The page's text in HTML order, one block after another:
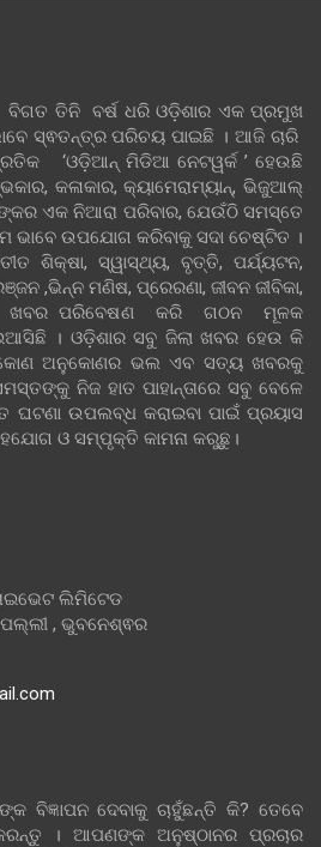
ବିଗତ ତିନି ବର୍ଷ ଧରି ଓଡ଼ିଶାର ଏକ ପ୍ରମୁଖ
ସ୍ଵତନ୍ତ୍ର ପରିଚୟ ପାଇଛି । ଆଜି ଚାରି
‘ଓଡ଼ିଆନ୍‍ ମିଡିଆ ନେଟୱର୍କ ’ ହେଉଛି
କଳାକାର, କ୍ୟାମେରାମ୍ୟାନ୍, ଭିଜୁଆଲ୍
ଏକ ନିଆରା ପରିବାର, ଯେଉଁଠି ସମସ୍ତେ
ଭାବେ ଉପଯୋଗ କରିବାକୁ ସଦା ଚେଷ୍ଟିତ ।
ଶିକ୍ଷା, ସ୍ୱାସ୍ଥ୍ୟ, ବୃତ୍ତି, ପର୍ଯ୍ୟଟନ,
,ଭିନ୍ନ ମଣିଷ, ପ୍ରେରଣା, ଜୀବନ ଜୀବିକା,
ଖବର ପରିବେଷଣ କରି ଗଠନ ମୂଳକ
। ଓଡ଼ିଶାର ସବୁ ଜିଲା ଖବର ହେଉ କି
ଅନୁକୋଣର ଭଲ ଏବ ସତ୍ୟ ଖବରକୁ
ନିଜ ହାତ ପାହାନ୍ତାରେ ସବୁ ବେଳେ
ଉପଲବ୍ଧ କରାଇବା ପାଇଁ ପ୍ରୟାସ
ଓ ସମ୍ପୃକ୍ତି କାମନା କରୁଛୁ।
ଲିମିଟେଡ
, ଭୁବନେଶ୍ଵର
ବିଜ୍ଞାପନ ଦେବାକୁ ଚାହୁଁଛନ୍ତି କି? ତେବେ
। ଆପଣଙ୍କ ଅନୁଷ୍ଠାନର ପ୍ରଚାର